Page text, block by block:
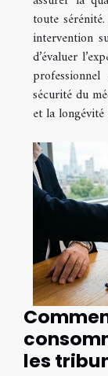
toute
intervention
d’évaluer
sécurité du
et la longévité
les